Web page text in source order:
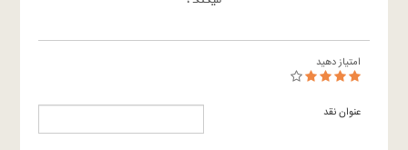
امتیاز دهید
عنوان نقد